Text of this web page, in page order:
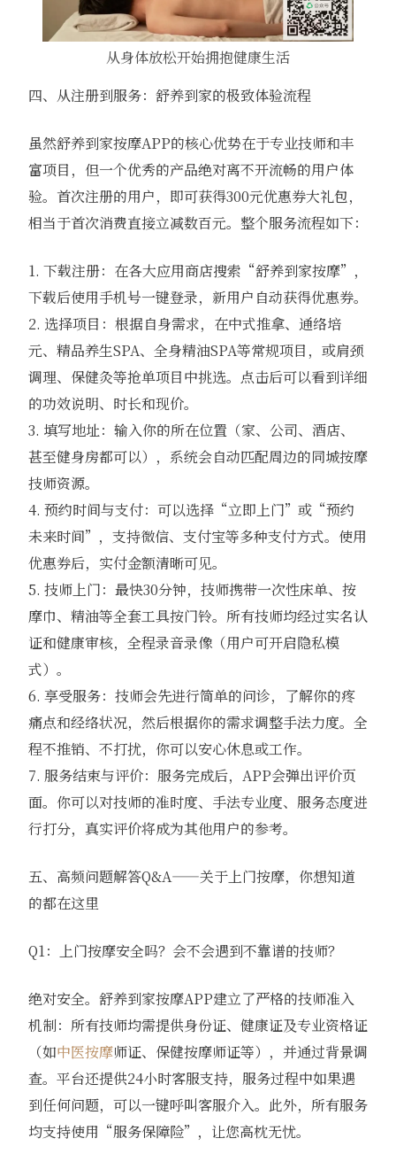
从身体放松开始拥抱健康生活
四、从注册到服务：舒养到家的极致体验流程
虽然舒养到家按摩APP的核心优势在于专业技师和丰
富项目，但一个优秀的产品绝对离不开流畅的用户体
验。首次注册的用户，即可获得300元优惠券大礼包，
相当于首次消费直接立减数百元。整个服务流程如下：
1. 下载注册：在各大应用商店搜索“舒养到家按摩”，
下载后使用手机号一键登录，新用户自动获得优惠券。
2. 选择项目：根据自身需求，在中式推拿、通络培
元、精品养生SPA、全身精油SPA等常规项目，或肩颈
调理、保健灸等抢单项目中挑选。点击后可以看到详细
的功效说明、时长和现价。
3. 填写地址：输入你的所在位置（家、公司、酒店、
甚至健身房都可以），系统会自动匹配周边的同城按摩
技师资源。
4. 预约时间与支付：可以选择“立即上门”或“预约
未来时间”，支持微信、支付宝等多种支付方式。使用
优惠券后，实付金额清晰可见。
5. 技师上门：最快30分钟，技师携带一次性床单、按
摩巾、精油等全套工具按门铃。所有技师均经过实名认
证和健康审核，全程录音录像（用户可开启隐私模
式）。
6. 享受服务：技师会先进行简单的问诊，了解你的疼
痛点和经络状况，然后根据你的需求调整手法力度。全
程不推销、不打扰，你可以安心休息或工作。
7. 服务结束与评价：服务完成后，APP会弹出评价页
面。你可以对技师的准时度、手法专业度、服务态度进
行打分，真实评价将成为其他用户的参考。
五、高频问题解答Q&A——关于上门按摩，你想知道
的都在这里
Q1：上门按摩安全吗？会不会遇到不靠谱的技师？
绝对安全。舒养到家按摩APP建立了严格的技师准入
机制：所有技师均需提供身份证、健康证及专业资格证
（如中医按摩师证、保健按摩师证等），并通过背景调
查。平台还提供24小时客服支持，服务过程中如果遇
到任何问题，可以一键呼叫客服介入。此外，所有服务
均支持使用“服务保障险”，让您高枕无忧。